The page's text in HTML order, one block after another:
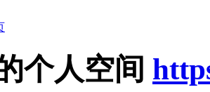
个人空间